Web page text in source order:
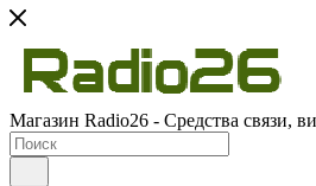
Магазин Radio26 - Средства связи,